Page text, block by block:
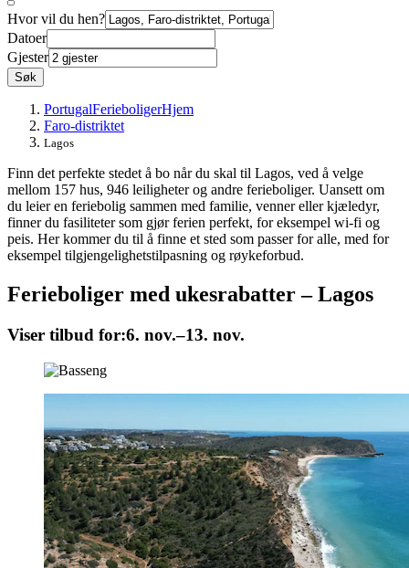
Hvor vil du hen?
Datoer
Gjester
Søk
PortugalFerieboligerHjem
Faro-distriktet
Lagos
Finn det perfekte stedet å bo når du skal til Lagos, ved å velge
mellom 157 hus, 946 leiligheter og andre ferieboliger. Uansett om
du leier en feriebolig sammen med familie, venner eller kjæledyr,
finner du fasiliteter som gjør ferien perfekt, for eksempel wi-fi og
peis. Her kommer du til å finne et sted som passer for alle, med for
eksempel tilgjengelighetstilpasning og røykeforbud.
Ferieboliger med ukesrabatter – Lagos
Viser tilbud for:6. nov.–13. nov.